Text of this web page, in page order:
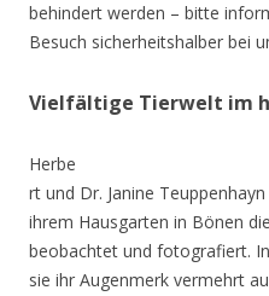
behindert werden – bitte
Besuch sicherheitshalber bei
Vielfältige Tierwelt im
Herbe
rt und Dr. Janine
ihrem Hausgarten in Bönen
beobachtet und fotografiert.
sie ihr Augenmerk vermehrt